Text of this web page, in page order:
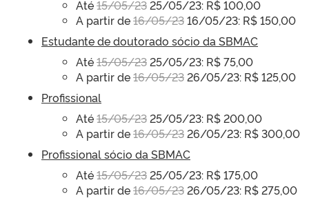
Até15/05/2325/05/23: R$ 100,00
A partir de16/05/2316/05/23: R$ 150,00
Estudante de doutorado sócio da SBMAC
Até15/05/2325/05/23: R$ 75,00
A partir de16/05/2326/05/23: R$ 125,00
Profissional
Até15/05/2325/05/23: R$ 200,00
A partir de16/05/2326/05/23: R$ 300,00
Profissional sócio da SBMAC
Até15/05/2325/05/23: R$ 175,00
A partir de16/05/2326/05/23: R$ 275,00